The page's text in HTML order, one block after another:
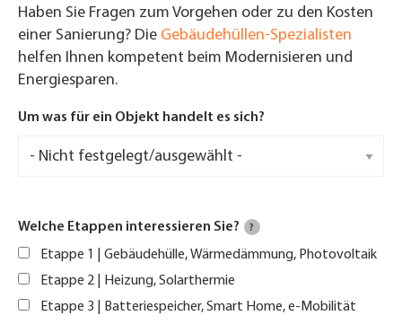
Haben Sie Fragen zum Vorgehen oder zu den Kosten
einer Sanierung? Die Gebäudehüllen-Spezialisten
helfen Ihnen kompetent beim Modernisieren und
Energiesparen.
Um was für ein Objekt handelt es sich?
Welche Etappen interessieren Sie? ?
Etappe 1 | Gebäudehülle, Wärmedämmung, Photovoltaik
Etappe 2 | Heizung, Solarthermie
Etappe 3 | Batteriespeicher, Smart Home, e-Mobilität